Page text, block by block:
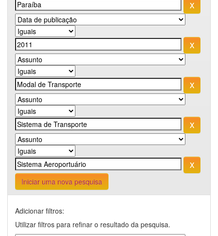
Iniciar uma nova pesquisa
Adicionar filtros:
Utilizar filtros para refinar o resultado da pesquisa.